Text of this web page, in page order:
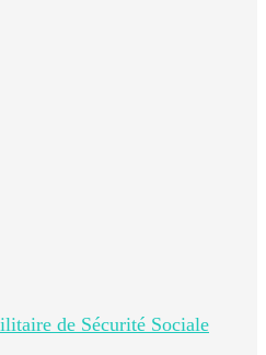
de Sécurité Sociale